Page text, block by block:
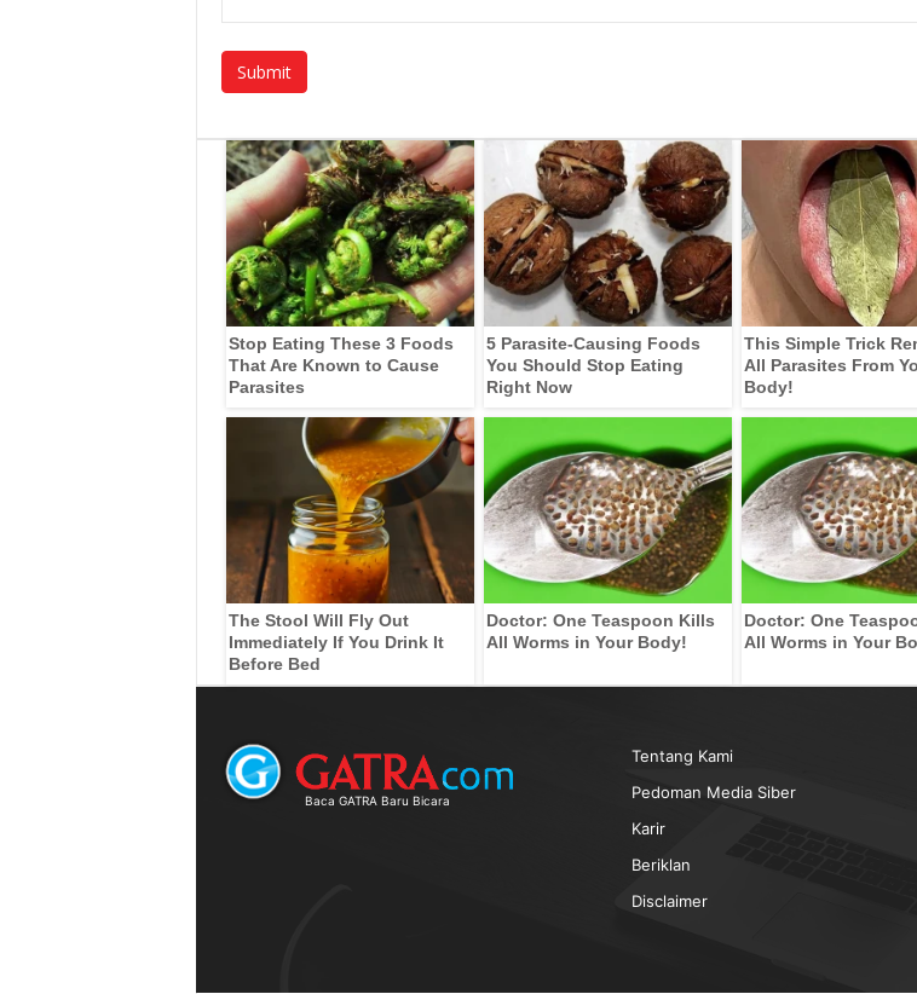
Stop Eating These 3 Foods
That Are Known to Cause
Parasites
5 Parasite-Causing Foods
You Should Stop Eating
Right Now
This Simple Trick
All Parasites From
Body!
The Stool Will Fly Out
Immediately If You Drink It
Before Bed
Doctor: One Teaspoon Kills
All Worms in Your Body!
Doctor: One
All Worms in Your
Baca GATRA Baru Bicara
Tentang Kami
Pedoman Media Siber
Karir
Beriklan
Disclaimer